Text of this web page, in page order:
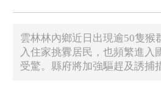
雲林林內鄉近日出現逾50隻猴
入住家挑釁居民，也頻繁進入
受驚。縣府將加強驅趕及誘捕